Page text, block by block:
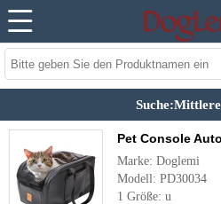
Pet Console
Marke: Doglemi
Modell: PD30034
1 Größe: u